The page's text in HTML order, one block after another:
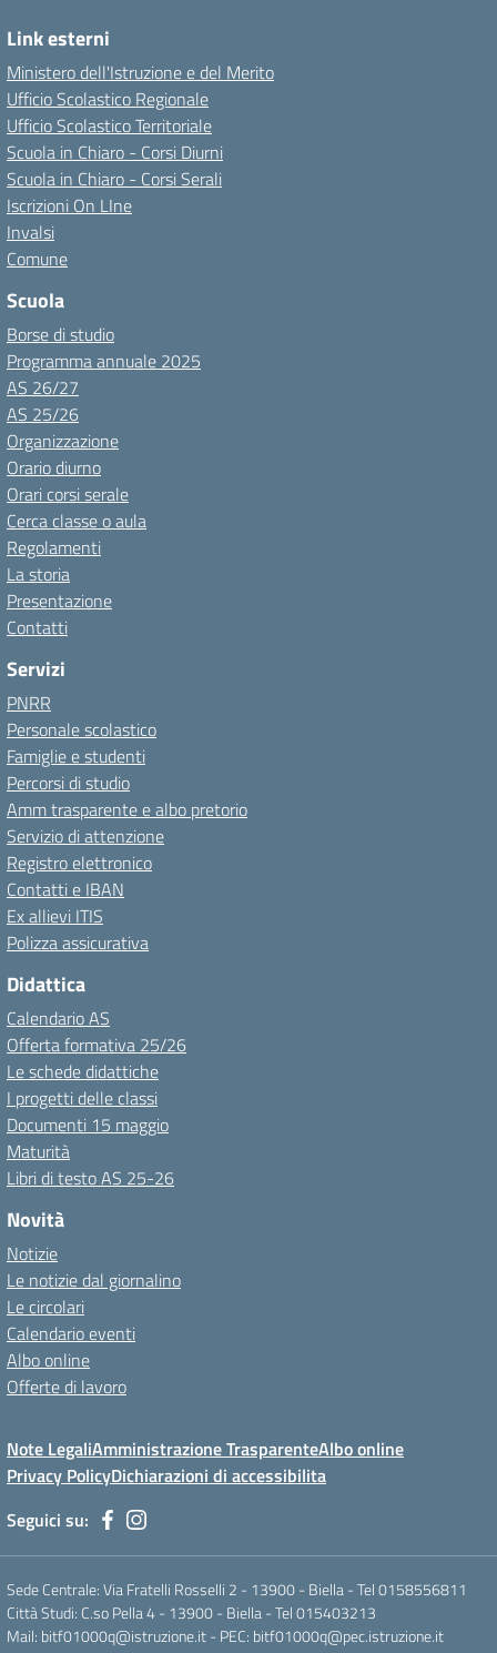
Link esterni
Ministero dell'Istruzione e del Merito
Ufficio Scolastico Regionale
Ufficio Scolastico Territoriale
Scuola in Chiaro - Corsi Diurni
Scuola in Chiaro - Corsi Serali
Iscrizioni On LIne
Invalsi
Comune
Scuola
Borse di studio
Programma annuale 2025
AS 26/27
AS 25/26
Organizzazione
Orario diurno
Orari corsi serale
Cerca classe o aula
Regolamenti
La storia
Presentazione
Contatti
Servizi
PNRR
Personale scolastico
Famiglie e studenti
Percorsi di studio
Amm trasparente e albo pretorio
Servizio di attenzione
Registro elettronico
Contatti e IBAN
Ex allievi ITIS
Polizza assicurativa
Didattica
Calendario AS
Offerta formativa 25/26
Le schede didattiche
I progetti delle classi
Documenti 15 maggio
Maturità
Libri di testo AS 25-26
Novità
Notizie
Le notizie dal giornalino
Le circolari
Calendario eventi
Albo online
Offerte di lavoro
Note LegaliAmministrazione TrasparenteAlbo online
Privacy PolicyDichiarazioni di accessibilita
Seguici su:
Sede Centrale: Via Fratelli Rosselli 2 - 13900 - Biella - Tel 0158556811
Città Studi: C.so Pella 4 - 13900 - Biella - Tel 015403213
Mail: bitf01000q@istruzione.it- PEC: bitf01000q@pec.istruzione.it